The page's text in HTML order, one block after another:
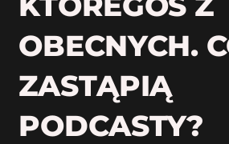
OBECNYCH.
ZASTĄPIĄ
PODCASTY?